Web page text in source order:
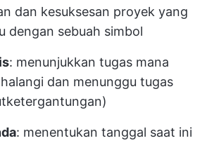
dan kesuksesan proyek yang
dengan sebuah simbol
: menunjukkan tugas mana
dan menunggu tugas
ketergantungan)
: menentukan tanggal saat ini